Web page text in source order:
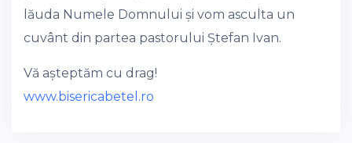
lăuda Numele Domnului și vom asculta un
cuvânt din partea pastorului Ștefan Ivan.
Vă așteptăm cu drag!
www.bisericabetel.ro